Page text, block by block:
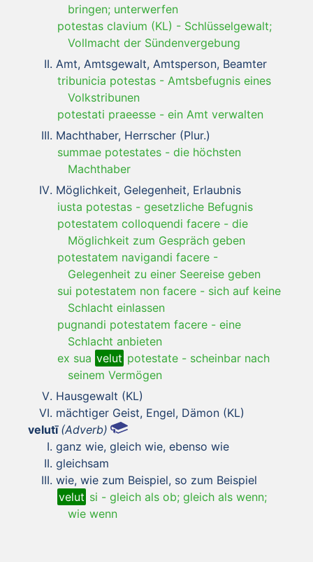
bringen; unterwerfen
potestas clavium (KL) - Schlüsselgewalt;
Vollmacht der Sündenvergebung
Amt, Amtsgewalt, Amtsperson, Beamter
tribunicia potestas - Amtsbefugnis eines
Volkstribunen
potestati praeesse - ein Amt verwalten
Machthaber, Herrscher (Plur.)
summae potestates - die höchsten
Machthaber
Möglichkeit, Gelegenheit, Erlaubnis
iusta potestas - gesetzliche Befugnis
potestatem colloquendi facere - die
Möglichkeit zum Gespräch geben
potestatem navigandi facere -
Gelegenheit zu einer Seereise geben
sui potestatem non facere - sich auf keine
Schlacht einlassen
pugnandi potestatem facere - eine
Schlacht anbieten
ex sua velut potestate - scheinbar nach
seinem Vermögen
Hausgewalt (KL)
mächtiger Geist, Engel, Dämon (KL)
velutī (Adverb)
ganz wie, gleich wie, ebenso wie
gleichsam
wie, wie zum Beispiel, so zum Beispiel
velut si - gleich als ob; gleich als wenn;
wie wenn